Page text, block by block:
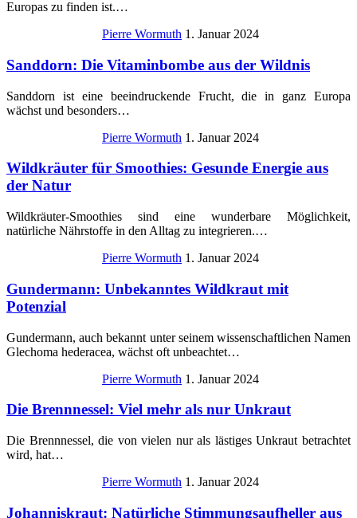
Europas zu finden ist.…
Pierre Wormuth 1. Januar 2024
Sanddorn: Die Vitaminbombe aus der Wildnis
Sanddorn ist eine beeindruckende Frucht, die in ganz Europa
wächst und besonders…
Pierre Wormuth 1. Januar 2024
Wildkräuter für Smoothies: Gesunde Energie aus
der Natur
Wildkräuter-Smoothies sind eine wunderbare Möglichkeit,
natürliche Nährstoffe in den Alltag zu integrieren.…
Pierre Wormuth 1. Januar 2024
Gundermann: Unbekanntes Wildkraut mit
Potenzial
Gundermann, auch bekannt unter seinem wissenschaftlichen Namen
Glechoma hederacea, wächst oft unbeachtet…
Pierre Wormuth 1. Januar 2024
Die Brennnessel: Viel mehr als nur Unkraut
Die Brennnessel, die von vielen nur als lästiges Unkraut betrachtet
wird, hat…
Pierre Wormuth 1. Januar 2024
Johanniskraut: Natürliche Stimmungsaufheller aus